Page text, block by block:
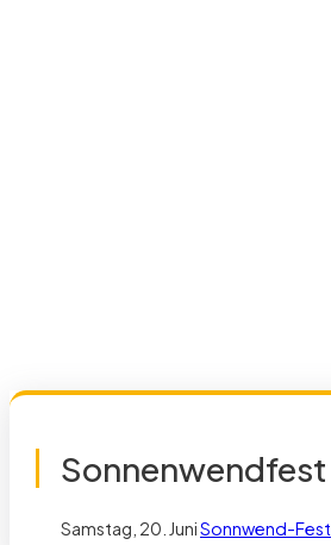
Sonnenwendfest
Samstag, 20. JuniSonnwend-Fest